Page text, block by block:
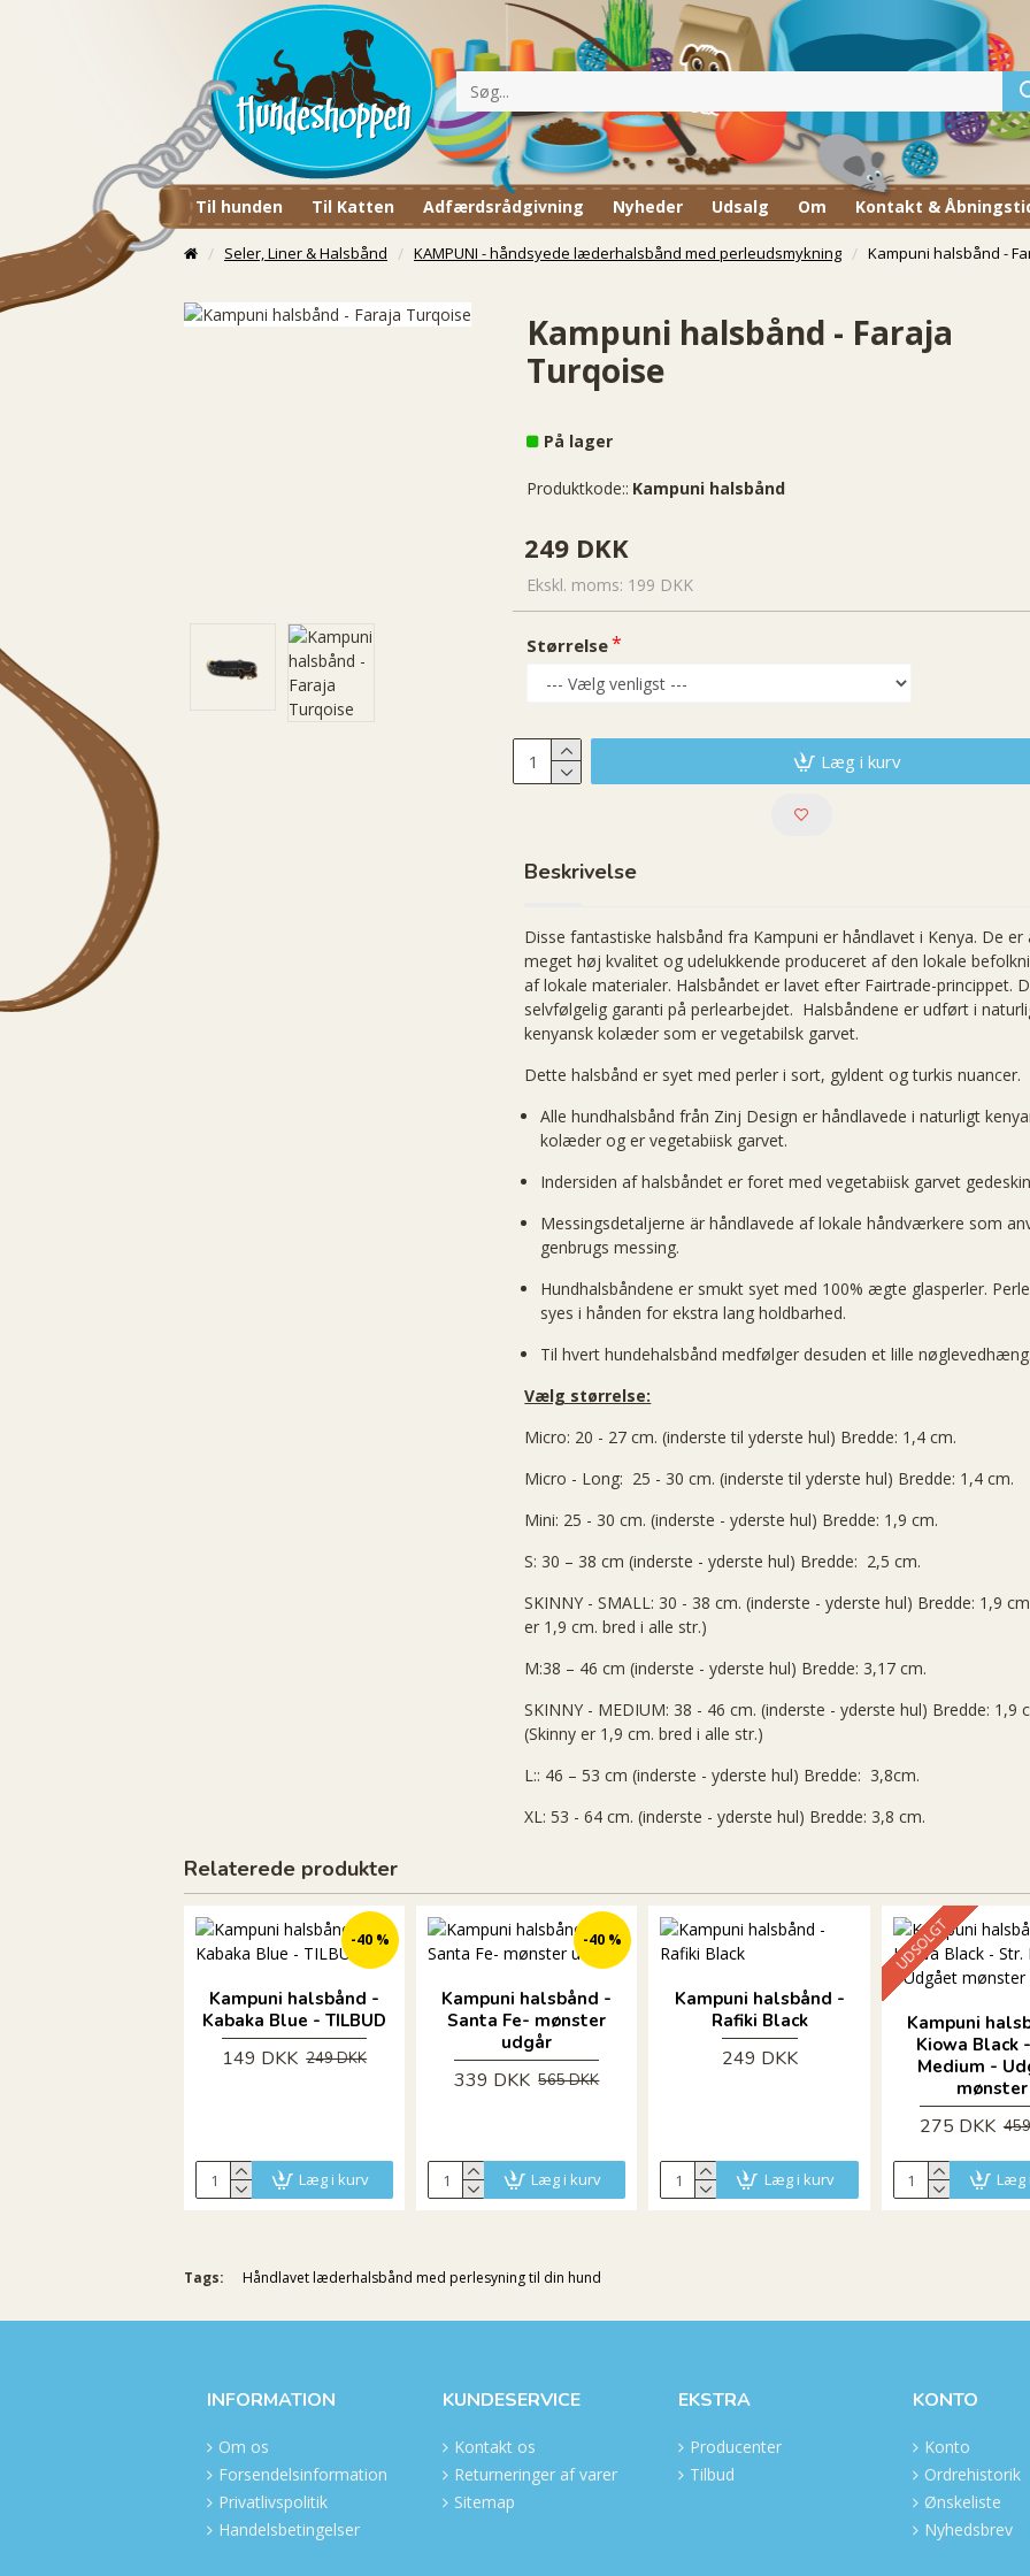
Til hunden Til Katten Adfærdsrådgivning Nyheder Udsalg Om Kontakt &
Seler, Liner & Halsbånd KAMPUNI - håndsyede læderhalsbånd med perleudsmykning Kampuni halsbånd -
Kampuni halsbånd - Faraja
Turqoise
249 DKK
Ekskl. moms: 199 DKK
På lager
Produktkode:: Kampuni halsbånd
Størrelse
Læg i kurv
Beskrivelse
Disse fantastiske halsbånd fra Kampuni er håndlavet i Kenya. De er
meget høj kvalitet og udelukkende produceret af den lokale
af lokale materialer. Halsbåndet er lavet efter Fairtrade-princippet.
selvfølgelig garanti på perlearbejdet. Halsbåndene er udført i
kenyansk kolæder som er vegetabilsk garvet.
Dette halsbånd er syet med perler i sort, gyldent og turkis nuancer.
Alle hundhalsbånd från Zinj Design er håndlavede i naturligt
kolæder og er vegetabiisk garvet.
Indersiden af halsbåndet er foret med vegetabiisk garvet
Messingsdetaljerne är håndlavede af lokale håndværkere som
genbrugs messing.
Hundhalsbåndene er smukt syet med 100% ægte glasperler.
syes i hånden for ekstra lang holdbarhed.
Til hvert hundehalsbånd medfølger desuden et lille nøglevedhæng.
Vælg størrelse:
Micro: 20 - 27 cm. (inderste til yderste hul) Bredde: 1,4 cm.
Micro - Long: 25 - 30 cm. (inderste til yderste hul) Bredde: 1,4 cm.
Mini: 25 - 30 cm. (inderste - yderste hul) Bredde: 1,9 cm.
S: 30 – 38 cm (inderste - yderste hul) Bredde: 2,5 cm.
SKINNY - SMALL: 30 - 38 cm. (inderste - yderste hul) Bredde: 1,9
er 1,9 cm. bred i alle str.)
M:38 – 46 cm (inderste - yderste hul) Bredde: 3,17 cm.
SKINNY - MEDIUM: 38 - 46 cm. (inderste - yderste hul) Bredde: 1,9
(Skinny er 1,9 cm. bred i alle str.)
L:: 46 – 53 cm (inderste - yderste hul) Bredde: 3,8cm.
XL: 53 - 64 cm. (inderste - yderste hul) Bredde: 3,8 cm.
Relaterede produkter
-40 %
Kampuni halsbånd -
Kabaka Blue - TILBUD
149 DKK 249 DKK
Læg i kurv
-40 %
Kampuni halsbånd -
Santa Fe- mønster
udgår
339 DKK 565 DKK
Læg i kurv
Kampuni halsbånd -
Rafiki Black
249 DKK
Læg i kurv
UDSOLGT
Kampuni
Kiowa Black
Medium -
mønster
275 DKK
Læg
Tags: Håndlavet læderhalsbånd med perlesyning til din hund
INFORMATION
Om os
Forsendelsinformation
Privatlivspolitik
Handelsbetingelser
KUNDESERVICE
Kontakt os
Returneringer af varer
Sitemap
EKSTRA
Producenter
Tilbud
KONTO
Konto
Ordrehistorik
Ønskeliste
Nyhedsbrev